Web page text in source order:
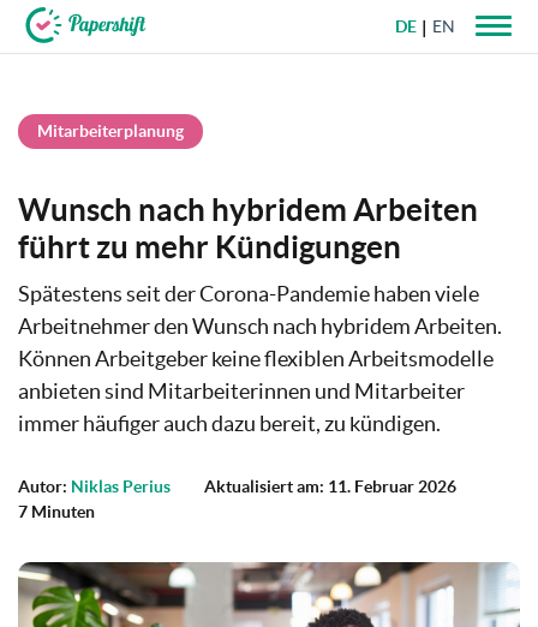
DE EN
Mitarbeiterplanung
Wunsch nach hybridem Arbeiten
führt zu mehr Kündigungen
Spätestens seit der Corona-Pandemie haben viele
Arbeitnehmer den Wunsch nach hybridem Arbeiten.
Können Arbeitgeber keine flexiblen Arbeitsmodelle
anbieten sind Mitarbeiterinnen und Mitarbeiter
immer häufiger auch dazu bereit, zu kündigen.
Autor: Niklas Perius
Aktualisiert am: 11. Februar 2026
7 Minuten